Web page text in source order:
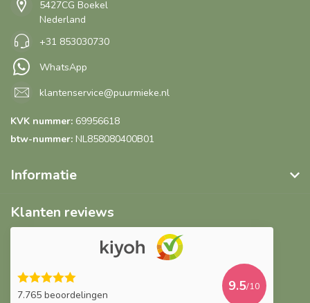
5427CG Boekel
Nederland
+31 853030730
WhatsApp
klantenservice@puurmieke.nl
KVK nummer: 69956618
btw-nummer: NL858080400B01
Informatie
Klanten reviews
7.765 beoordelingen
9.5/10